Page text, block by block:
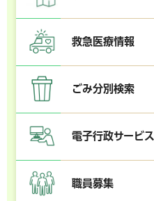
救急医療情報
ごみ分別検索
電子行政サービス
職員募集